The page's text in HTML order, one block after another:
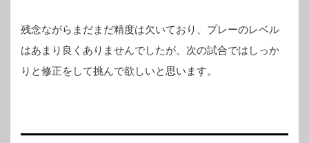
残念ながらまだまだ精度は欠いており、プレーのレベル
はあまり良くありませんでしたが、次の試合ではしっか
りと修正をして挑んで欲しいと思います。